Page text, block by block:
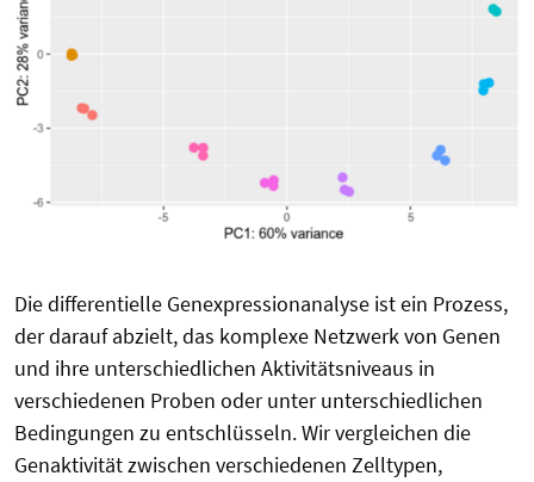
Die differentielle Genexpressionanalyse ist ein Prozess,
der darauf abzielt, das komplexe Netzwerk von Genen
und ihre unterschiedlichen Aktivitätsniveaus in
verschiedenen Proben oder unter unterschiedlichen
Bedingungen zu entschlüsseln. Wir vergleichen die
Genaktivität zwischen verschiedenen Zelltypen,